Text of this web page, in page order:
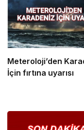
Meteroloji’den
İçin fırtına uyarısı